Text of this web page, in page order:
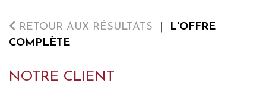
RETOUR AUX RÉSULTATS
L'OFFRE
COMPLÈTE
NOTRE CLIENT